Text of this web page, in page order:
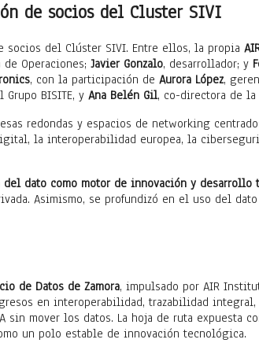
de socios del Cluster SIVI
socios del Clúster SIVI. Entre ellos, la propia
de Operaciones; Javier Gonzalo, desarrollador; y
, con la participación de Aurora López,
BISITE, y Ana Belén Gil, co-directora de
redondas y espacios de networking
la interoperabilidad europea, la
del dato como motor de innovación y
Asimismo, se profundizó en el uso del
de Datos de Zamora, impulsado por AIR
en interoperabilidad, trazabilidad
sin mover los datos. La hoja de ruta expuesta
un polo estable de innovación tecnológica.